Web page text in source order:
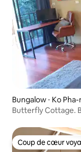
Bungalow ⋅ Ko
Butterfly Cottage.
Coup de cœur
Coup de cœur